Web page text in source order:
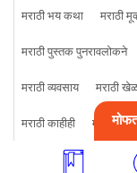
मराठी भय कथा
मराठी
मराठी पुस्तक पुनरावलोकने
मराठी व्यवसाय
मराठी
मराठी काहीही
मराठी